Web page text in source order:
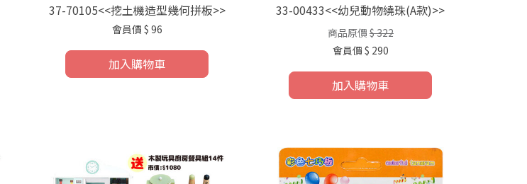
37-70105<<挖土機造型幾何拼板>>
會員價 $ 96
加入購物車
33-00433<<幼兒動物繞珠(A款)>>
商品原價 $ 322
會員價 $ 290
加入購物車